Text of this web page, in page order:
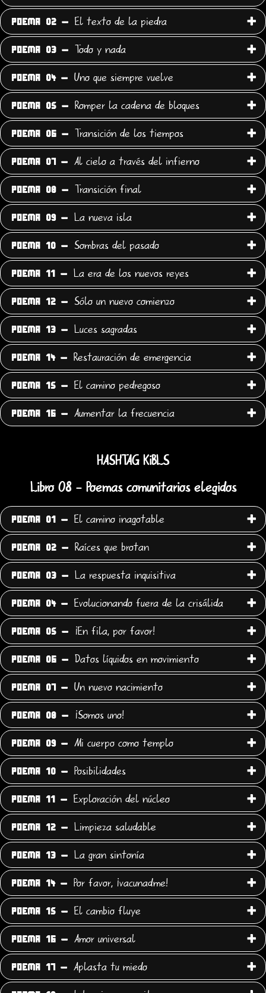
POEMA 02 - El texto de la piedra
POEMA 03 - Todo y nada
POEMA 04 - Uno que siempre vuelve
POEMA 05 - Romper la cadena de bloques
POEMA 06 - Transición de los tiempos
POEMA 07 - Al cielo a través del infierno
POEMA 08 - Transición final
POEMA 09 - La nueva isla
POEMA 10 - Sombras del pasado
POEMA 11 - La era de los nuevos reyes
POEMA 12 - Sólo un nuevo comienzo
POEMA 13 - Luces sagradas
POEMA 14 - Restauración de emergencia
POEMA 15 - El camino pedregoso
POEMA 16 - Aumentar la frecuencia
HASHTAG KiBLS
Libro 08 - Poemas comunitarios elegidos
POEMA 01 - El camino inagotable
POEMA 02 - Raíces que brotan
POEMA 03 - La respuesta inquisitiva
POEMA 04 - Evolucionando fuera de la crisálida
POEMA 05 - ¡En fila, por favor!
POEMA 06 - Datos líquidos en movimiento
POEMA 07 - Un nuevo nacimiento
POEMA 08 - ¡Somos uno!
POEMA 09 - Mi cuerpo como templo
POEMA 10 - Posibilidades
POEMA 11 - Exploración del núcleo
POEMA 12 - Limpieza saludable
POEMA 13 - La gran sintonía
POEMA 14 - Por favor, ¡vacunadme!
POEMA 15 - El cambio fluye
POEMA 16 - Amor universal
POEMA 17 - Aplasta tu miedo